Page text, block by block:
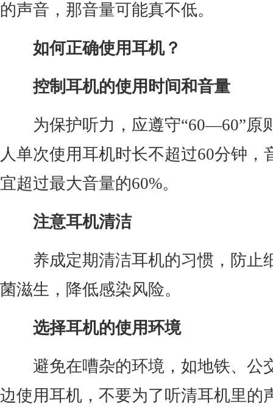
的声音，那音量可能真不低。
如何正确使用耳机？
控制耳机的使用时间和音量
为保护听力，应遵守“60—60”原
人单次使用耳机时长不超过60分钟，
宜超过最大音量的60%。
注意耳机清洁
养成定期清洁耳机的习惯，防止
菌滋生，降低感染风险。
选择耳机的使用环境
避免在嘈杂的环境，如地铁、公
边使用耳机，不要为了听清耳机里的